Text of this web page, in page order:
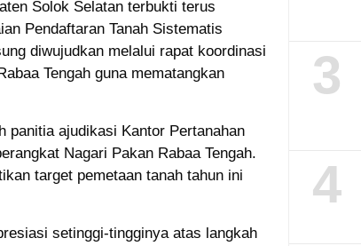
Solok Selatan terbukti terus
Pendaftaran Tanah Sistematis
diwujudkan melalui rapat koordinasi
Tengah guna mematangkan
panitia ajudikasi Kantor Pertanahan
Nagari Pakan Rabaa Tengah.
target pemetaan tanah tahun ini
setinggi-tingginya atas langkah
3
4